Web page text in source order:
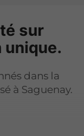
sur
unique.
dans la
à Saguenay.